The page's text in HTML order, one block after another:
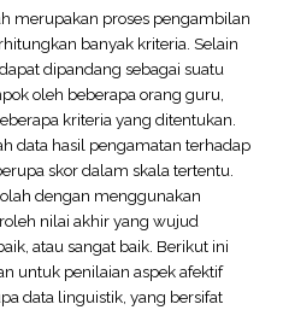
merupakan proses pengambilan
banyak kriteria. Selain
dipandang sebagai suatu
oleh beberapa orang guru,
kriteria yang ditentukan.
data hasil pengamatan terhadap
skor dalam skala tertentu.
dengan menggunakan
nilai akhir yang wujud
atau sangat baik. Berikut ini
untuk penilaian aspek afektif
data linguistik, yang bersifat